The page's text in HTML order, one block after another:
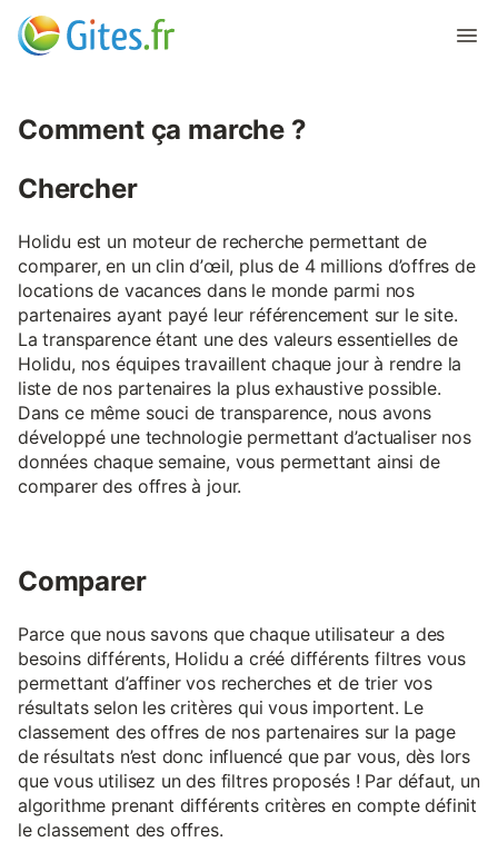
Comment ça marche ?
Chercher
Holidu est un moteur de recherche permettant de
comparer, en un clin d’œil, plus de 4 millions d’offres de
locations de vacances dans le monde parmi nos
partenaires ayant payé leur référencement sur le site.
La transparence étant une des valeurs essentielles de
Holidu, nos équipes travaillent chaque jour à rendre la
liste de nos partenaires la plus exhaustive possible.
Dans ce même souci de transparence, nous avons
développé une technologie permettant d’actualiser nos
données chaque semaine, vous permettant ainsi de
comparer des offres à jour.
Comparer
Parce que nous savons que chaque utilisateur a des
besoins différents, Holidu a créé différents filtres vous
permettant d’affiner vos recherches et de trier vos
résultats selon les critères qui vous importent. Le
classement des offres de nos partenaires sur la page
de résultats n’est donc influencé que par vous, dès lors
que vous utilisez un des filtres proposés ! Par défaut, un
algorithme prenant différents critères en compte définit
le classement des offres.